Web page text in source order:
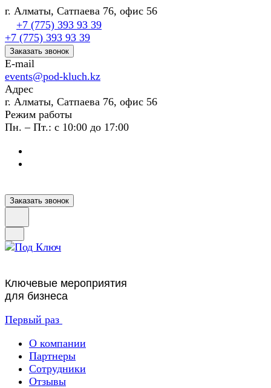
г. Алматы, Сатпаева 76, офис 56
+7 (775) 393 93 39
+7 (775) 393 93 39
Заказать звонок
E-mail
events@pod-kluch.kz
Адрес
г. Алматы, Сатпаева 76, офис 56
Режим работы
Пн. – Пт.: с 10:00 до 17:00
Заказать звонок
Ключевые мероприятия
для бизнеса
Первый раз
О компании
Партнеры
Сотрудники
Отзывы